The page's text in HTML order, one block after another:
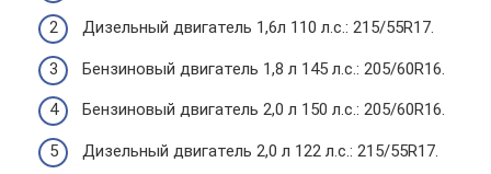
Дизельный двигатель 1,6л 110 л.с.: 215/55R17.
Бензиновый двигатель 1,8 л 145 л.с.: 205/60R16.
Бензиновый двигатель 2,0 л 150 л.с.: 205/60R16.
Дизельный двигатель 2,0 л 122 л.с.: 215/55R17.